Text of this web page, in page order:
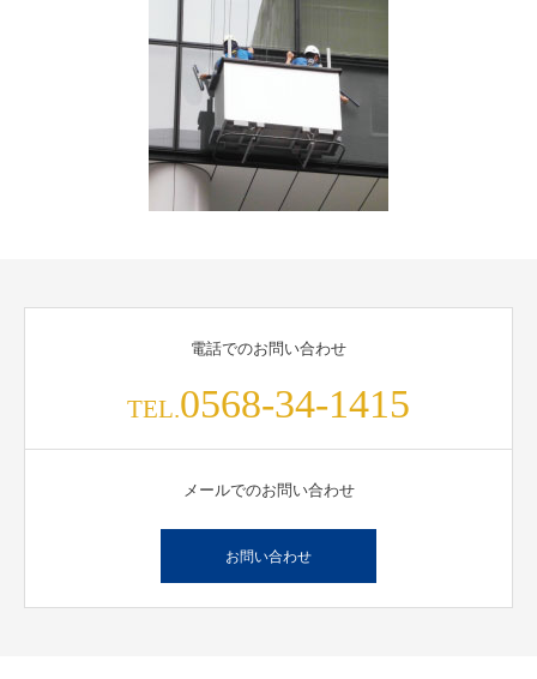
電話でのお問い合わせ
TEL.0568-34-1415
メールでのお問い合わせ
お問い合わせ